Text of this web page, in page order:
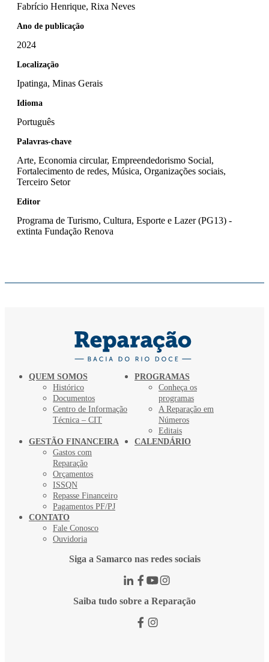
Fabrício Henrique, Rixa Neves
Ano de publicação
2024
Localização
Ipatinga, Minas Gerais
Idioma
Português
Palavras-chave
Arte, Economia circular, Empreendedorismo Social,
Fortalecimento de redes, Música, Organizações sociais,
Terceiro Setor
Editor
Programa de Turismo, Cultura, Esporte e Lazer (PG13) -
extinta Fundação Renova
QUEM SOMOS
Histórico
Documentos
Centro de Informação
Técnica – CIT
PROGRAMAS
Conheça os
programas
A Reparação em
Números
Editais
GESTÃO FINANCEIRA
Gastos com
Reparação
Orçamentos
ISSQN
Repasse Financeiro
Pagamentos PF/PJ
CALENDÁRIO
CONTATO
Fale Conosco
Ouvidoria
Siga a Samarco nas redes sociais
Saiba tudo sobre a Reparação